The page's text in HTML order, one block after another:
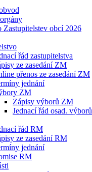
Zastupitelstev obcí 2026
řád zastupitelstva
ze zasedání ZM
přenos ze zasedání ZM
jednání
ZM
Zápisy výborů ZM
Jednací řád osad. výborů
řád RM
ze zasedání RM
jednání
RM